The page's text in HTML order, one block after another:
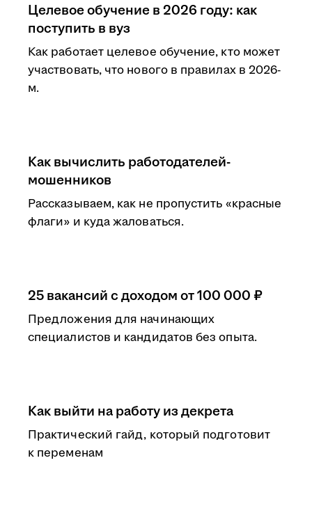
Целевое обучение в 2026 году: как
поступить в вуз
Как работает целевое обучение, кто может
участвовать, что нового в правилах в 2026-
м.
Как вычислить работодателей-
мошенников
Рассказываем, как не пропустить «красные
флаги» и куда жаловаться.
25 вакансий с доходом от 100 000 ₽
Предложения для начинающих
специалистов и кандидатов без опыта.
Как выйти на работу из декрета
Практический гайд, который подготовит
к переменам